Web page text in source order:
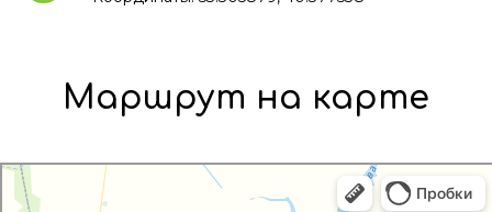
Маршрут на карте
Яндекс Карты
Яндекс Карты